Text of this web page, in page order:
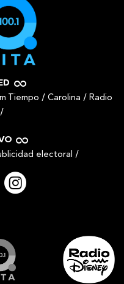
Tiempo / Carolina / Radio
/
electoral /